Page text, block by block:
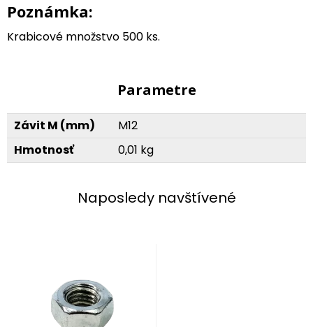
Poznámka:
Krabicové množstvo 500 ks.
Parametre
Závit M (mm)
M12
Hmotnosť
0,01 kg
Naposledy navštívené